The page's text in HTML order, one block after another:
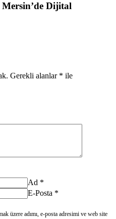
Dijital
Gerekli alanlar * ile
Ad *
E-Posta *
üzere adımı, e-posta adresimi ve web site